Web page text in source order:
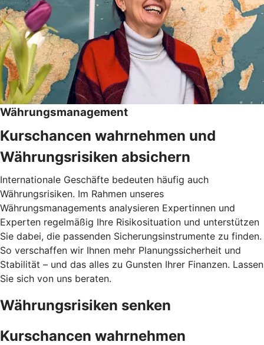
Währungsmanagement
Kurschancen wahrnehmen und
Währungsrisiken absichern
Internationale Geschäfte bedeuten häufig auch
Währungsrisiken. Im Rahmen unseres
Währungsmanagements analysieren Expertinnen und
Experten regelmäßig Ihre Risikosituation und unterstützen
Sie dabei, die passenden Sicherungsinstrumente zu finden.
So verschaffen wir Ihnen mehr Planungssicherheit und
Stabilität – und das alles zu Gunsten Ihrer Finanzen. Lassen
Sie sich von uns beraten.
Währungsrisiken senken
Kurschancen wahrnehmen